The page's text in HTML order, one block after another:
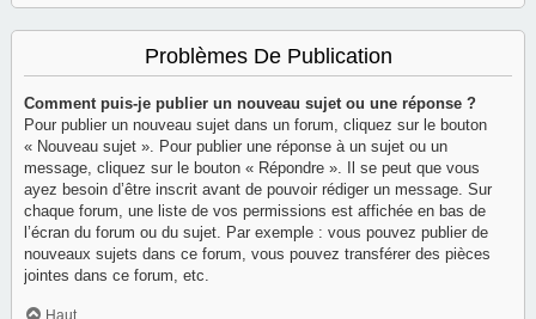
Problèmes De Publication
Comment puis-je publier un nouveau sujet ou une réponse ?
Pour publier un nouveau sujet dans un forum, cliquez sur le bouton
« Nouveau sujet ». Pour publier une réponse à un sujet ou un
message, cliquez sur le bouton « Répondre ». Il se peut que vous
ayez besoin d’être inscrit avant de pouvoir rédiger un message. Sur
chaque forum, une liste de vos permissions est affichée en bas de
l’écran du forum ou du sujet. Par exemple : vous pouvez publier de
nouveaux sujets dans ce forum, vous pouvez transférer des pièces
jointes dans ce forum, etc.
Haut